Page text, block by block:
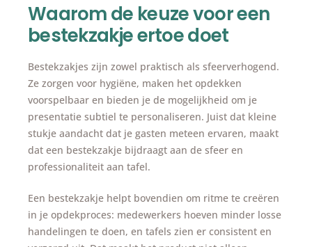
Waarom de keuze voor een
bestekzakje ertoe doet
Bestekzakjes zijn zowel praktisch als sfeerverhogend.
Ze zorgen voor hygiëne, maken het opdekken
voorspelbaar en bieden je de mogelijkheid om je
presentatie subtiel te personaliseren. Juist dat kleine
stukje aandacht dat je gasten meteen ervaren, maakt
dat een bestekzakje bijdraagt aan de sfeer en
professionaliteit aan tafel.
Een bestekzakje helpt bovendien om ritme te creëren
in je opdekproces: medewerkers hoeven minder losse
handelingen te doen, en tafels zien er consistent en